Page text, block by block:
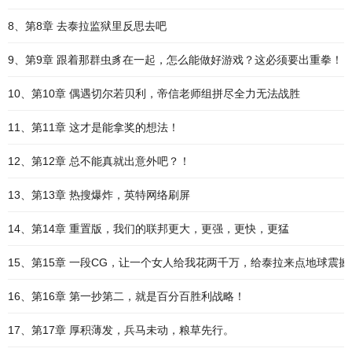
8、第8章 去泰拉监狱里反思去吧
9、第9章 跟着那群虫豸在一起，怎么能做好游戏？这必须要出重拳！
10、第10章 偶遇切尔若贝利，帝信老师组拼尽全力无法战胜
11、第11章 这才是能拿奖的想法！
12、第12章 总不能真就出意外吧？！
13、第13章 热搜爆炸，英特网络刷屏
14、第14章 重置版，我们的联邦更大，更强，更快，更猛
15、第15章 一段CG，让一个女人给我花两千万，给泰拉来点地球震撼
16、第16章 第一抄第二，就是百分百胜利战略！
17、第17章 厚积薄发，兵马未动，粮草先行。